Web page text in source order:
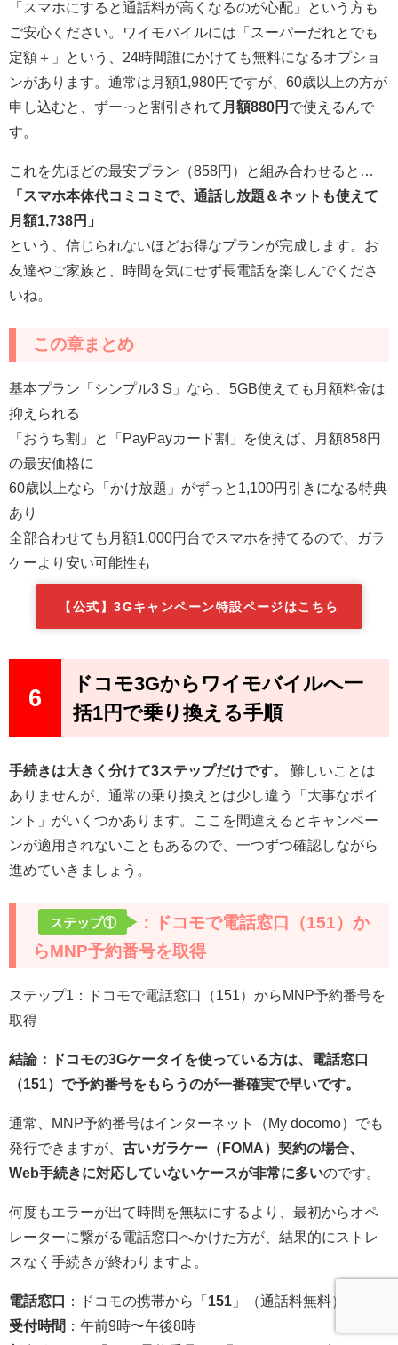
「スマホにすると通話料が高くなるのが心配」という方も
ご安心ください。ワイモバイルには「スーパーだれとでも
定額＋」という、24時間誰にかけても無料になるオプショ
ンがあります。通常は月額1,980円ですが、60歳以上の方が
申し込むと、ずーっと割引されて 月額880円 で使えるんで
す。
これを先ほどの最安プラン（858円）と組み合わせると…
「スマホ本体代コミコミで、通話し放題＆ネットも使えて
月額1,738円」
という、信じられないほどお得なプランが完成します。お
友達やご家族と、時間を気にせず長電話を楽しんでくださ
いね。
この章まとめ
基本プラン「シンプル3 S」なら、5GB使えても月額料金は
抑えられる
「おうち割」と「PayPayカード割」を使えば、月額858円
の最安価格に
60歳以上なら「かけ放題」がずっと1,100円引きになる特典
あり
全部合わせても月額1,000円台でスマホを持てるので、ガラ
ケーより安い可能性も
【公式】3Gキャンペーン特設ページはこちら
6
ドコモ3Gからワイモバイルへ一
括1円で乗り換える手順
手続きは大きく分けて3ステップだけです。
難しいことは
ありませんが、通常の乗り換えとは少し違う「大事なポイ
ント」がいくつかあります。ここを間違えるとキャンペー
ンが適用されないこともあるので、一つずつ確認しながら
進めていきましょう。
ステップ①
：ドコモで電話窓口（151）か
らMNP予約番号を取得
ステップ1：ドコモで電話窓口（151）からMNP予約番号を
取得
結論：ドコモの3Gケータイを使っている方は、電話窓口
（151）で予約番号をもらうのが一番確実で早いです。
通常、MNP予約番号はインターネット（My docomo）でも
発行できますが、 古いガラケー（FOMA）契約の場合、
Web手続きに対応していないケースが非常に多いのです。
何度もエラーが出て時間を無駄にするより、最初からオペ
レーターに繋がる電話窓口へかけた方が、結果的にストレ
スなく手続きが終わりますよ。
電話窓口 ：ドコモの携帯から「 151
」（通話料無料）
受付時間 ：午前9時〜午後8時